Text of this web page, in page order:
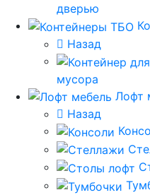
дверью
Назад
мусора
Лофт
Назад